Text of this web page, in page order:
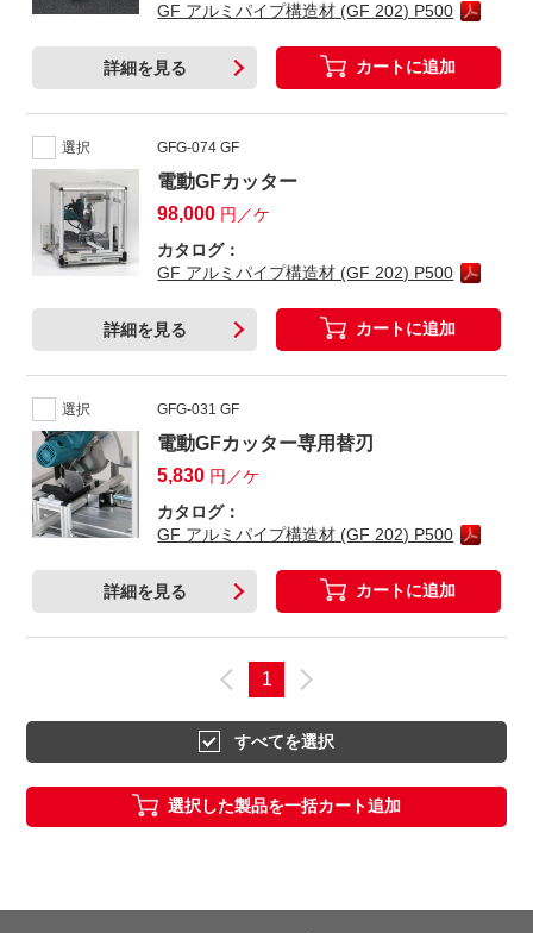
GF アルミパイプ構造材 (GF 202) P500
詳細を見る カートに追加
選択 GFG-074 GF
電動GFカッター
98,000 円／ケ
カタログ：
GF アルミパイプ構造材 (GF 202) P500
詳細を見る カートに追加
選択 GFG-031 GF
電動GFカッター専用替刃
5,830 円／ケ
カタログ：
GF アルミパイプ構造材 (GF 202) P500
詳細を見る カートに追加
1
すべてを選択
選択した製品を一括カート追加